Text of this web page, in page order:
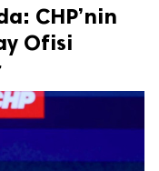
CHP’nin
Ofisi